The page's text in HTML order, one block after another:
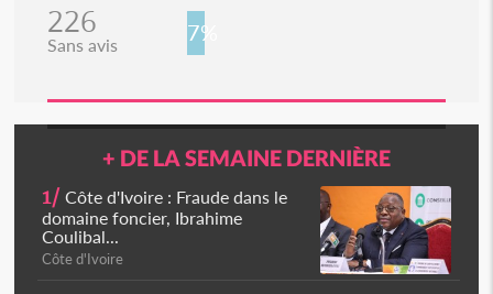
226
Sans avis 7%
+ DE LA SEMAINE DERNIÈRE
1/ Côte d'Ivoire : Fraude dans le
domaine foncier, Ibrahime
Coulibal...
Côte d'Ivoire